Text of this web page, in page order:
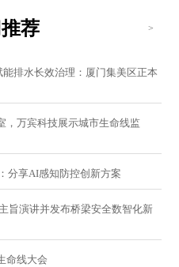
荐 >
排水长效治理：厦门集美区正本
，万宾科技展示城市生命线监
分享AI感知防控创新方案
旨演讲并发布桥梁安全数智化新
命线大会